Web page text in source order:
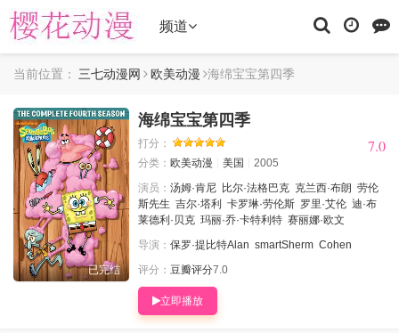
频道
当前位置： 三七动漫网 欧美动漫 海绵宝宝第四季
已完结
海绵宝宝第四季
打分： 7.0
分类： 欧美动漫 美国
2005
演员： 汤姆·肯尼 比尔·法格巴克 克兰西·布朗 劳伦
斯先生 吉尔·塔利 卡罗琳·劳伦斯 罗里·艾伦 迪·布
莱德利·贝克 玛丽·乔·卡特利特 赛丽娜·欧文
导演： 保罗·提比特Alan smartSherm Cohen
评分： 豆瓣评分7.0
立即播放